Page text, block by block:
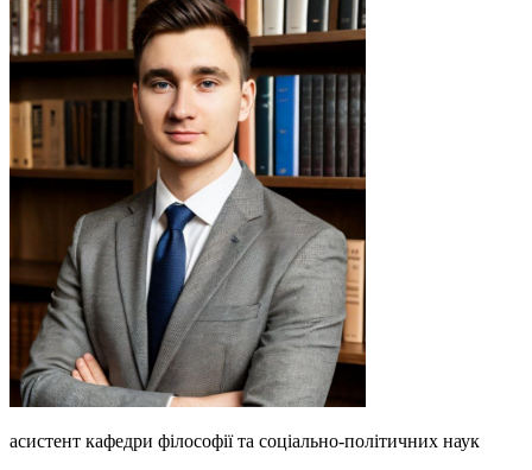
асистент кафедри філософії та соціально-політичних наук